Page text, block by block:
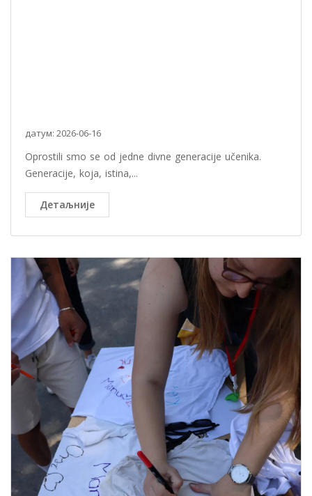
датум: 2026-06-16
Oprostili smo se od jedne divne generacije učenika.
Generacije, koja, istina,...
Детаљније